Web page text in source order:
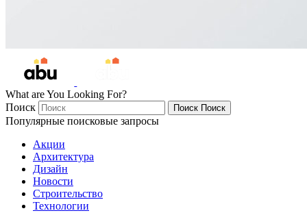
What are You Looking For?
Поиск
Поиск Поиск
Популярные поисковые запросы
Акции
Архитектура
Дизайн
Новости
Строительство
Технологии